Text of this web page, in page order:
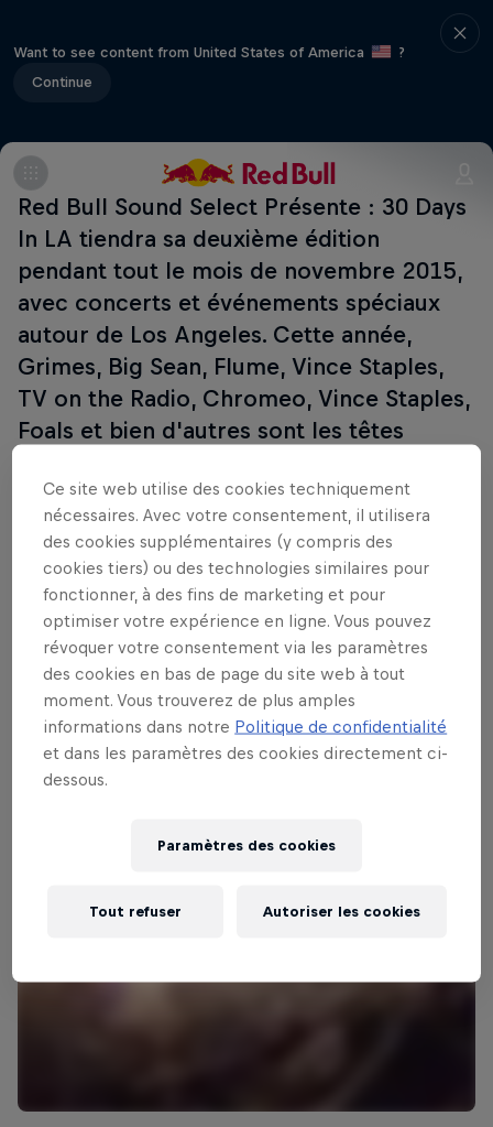
Want to see content from United States of America
?
Continue
Red Bull Sound Select Présente : 30 Days
In LA tiendra sa deuxième édition
pendant tout le mois de novembre 2015,
avec concerts et événements spéciaux
autour de Los Angeles. Cette année,
Grimes, Big Sean, Flume, Vince Staples,
TV on the Radio, Chromeo, Vince Staples,
Foals et bien d'autres sont les têtes
salles mythiques telles que le Roxy
Theatre, l'Echo, El Rey, et Hollywood
Palladium, pour n'en citer que quelques-
unes. Chaque soirée verra aussi se
produire des artistes à suivre, choisis par
les programmateurs estimés de Red Bull
Sound Select. Gardez l'oeil sur cette page
pour des news, des mises à jours, des
photos et bien plus encore.
Ce site web utilise des cookies techniquement
nécessaires. Avec votre consentement, il utilisera
des cookies supplémentaires (y compris des
cookies tiers) ou des technologies similaires pour
fonctionner, à des fins de marketing et pour
optimiser votre expérience en ligne. Vous pouvez
révoquer votre consentement via les paramètres
des cookies en bas de page du site web à tout
moment. Vous trouverez de plus amples
informations dans notre Politique de confidentialité
et dans les paramètres des cookies directement ci-
dessous.
Paramètres des cookies
Tout refuser Autoriser les cookies